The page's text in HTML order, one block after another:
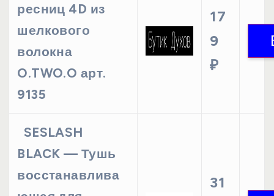
ресниц 4D из
шелкового
волокна
O.TWO.O арт.
9135
17
9
₽
SESLASH
BLACK — Тушь
восстанавлива
31